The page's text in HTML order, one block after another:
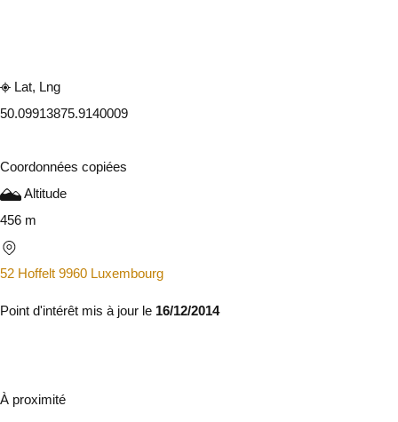
Lat, Lng
50.09913875.9140009
Coordonnées copiées
Altitude
456 m
52 Hoffelt 9960 Luxembourg
Point d'intérêt mis à jour le 16/12/2014
À proximité